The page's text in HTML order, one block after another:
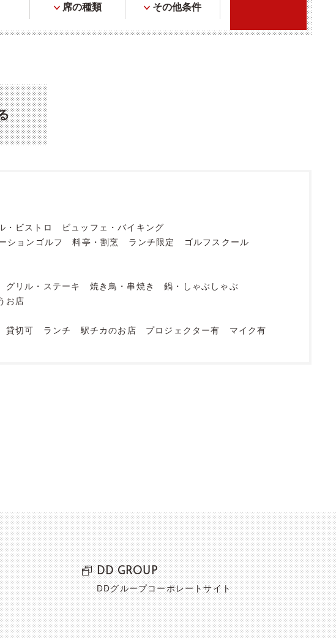
席の種類 その他条件
・ビストロ
ビュッフェ・バイキング
ションゴルフ 料亭・割烹 ランチ限定
ゴルフスクール
グリル・ステーキ 焼き鳥・串焼き
鍋・しゃぶしゃぶ
お店
貸切可 ランチ 駅チカのお店 プロジェクター有
マイク有
DD GROUP
DDグループコーポレートサイト